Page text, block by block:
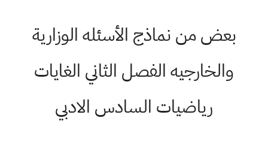
بعض من نماذج الأسئله الوزارية
والخارجيه الفصل الثاني الغايات
رياضيات السادس الادبي